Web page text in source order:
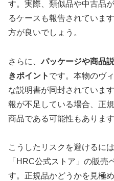
す。実際、類似品や中古品
るケースも報告されていま
方が良いでしょう。
さらに、パッケージや商品
きポイント です。本物のヴ
な説明書が同封されていま
報が不足している場合、正
商品である可能性もあります
こうしたリスクを避けるに
「HRC公式ストア」の販売
す。正規品かどうかを見極